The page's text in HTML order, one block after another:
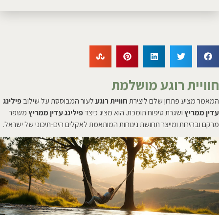
חוויית רוגע מושלמת
המאמר מציע פתרון שלם ליצירתחוויית רוגעלעור המבוססת על שילובפילינג
עדין ממריץושגרת טיפוח תומכת. הוא מציג כיצדפילינג עדין ממריץמשפר
מרקם ובהירות ומייצר תחושת נינוחות המותאמת לאקלים הים-תיכוני של ישראל.